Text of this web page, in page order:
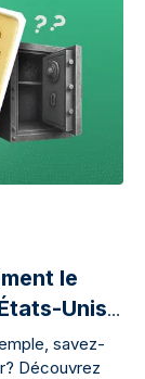
le
Unis
savez-
Découvrez